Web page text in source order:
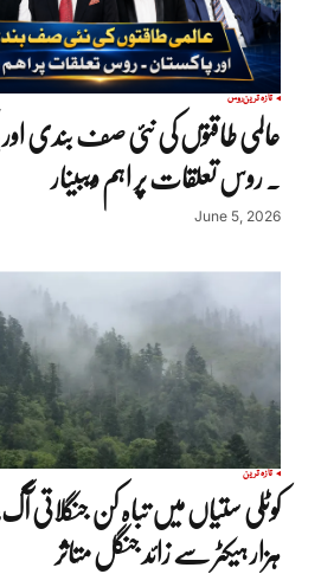
تازہ ترینروس
عالمی طاقتوں کی نئی صف بندی
۔ روس تعلقات پر اہم ویبینار
June 5, 2026
تازہ ترین
کوٹلی ستیاں میں تباہ کن جنگلاتی
ہزار ہیکٹر سے زائد جنگل متاثر